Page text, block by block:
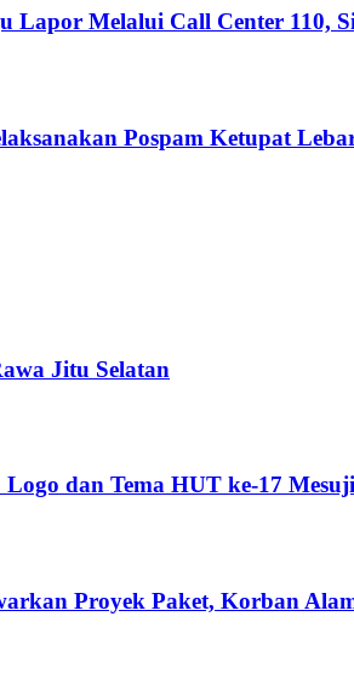
Lapor Melalui Call Center 110,
Pospam Ketupat
Jitu Selatan
dan Tema HUT ke-17 Mesuji
Proyek Paket, Korban